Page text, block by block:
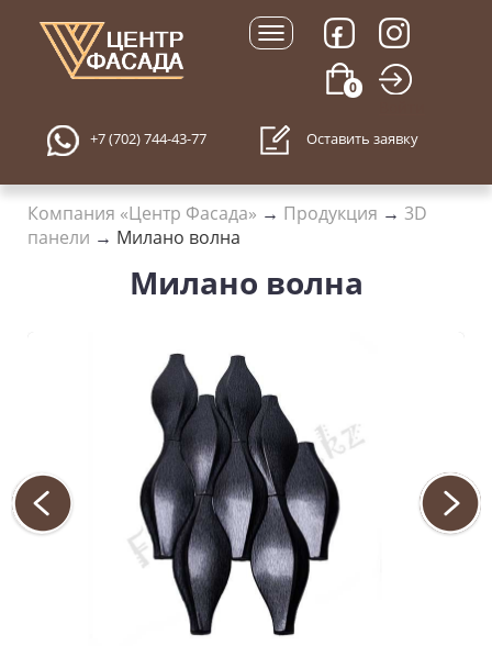
+7 (702) 744-43-77 Оставить заявку
0
Компания «Центр Фасада» → Продукция → 3D
панели → Милано волна
Милано волна